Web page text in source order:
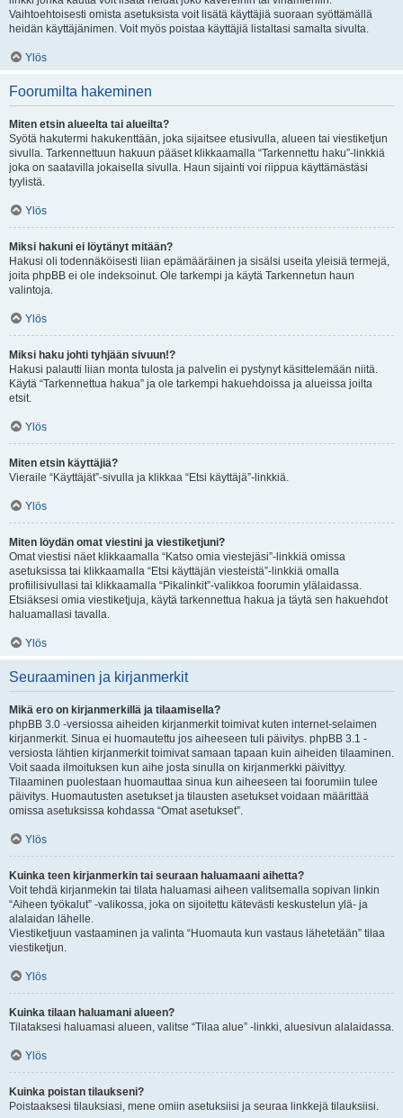
Vaihtoehtoisesti omista asetuksista voit lisätä käyttäjiä suoraan syöttämällä
heidän käyttäjänimen. Voit myös poistaa käyttäjiä listaltasi samalta sivulta.
Ylös
Foorumilta hakeminen
Miten etsin alueelta tai alueilta?
Syötä hakutermi hakukenttään, joka sijaitsee etusivulla, alueen tai viestiketjun
sivulla. Tarkennettuun hakuun pääset klikkaamalla “Tarkennettu haku”-linkkiä
joka on saatavilla jokaisella sivulla. Haun sijainti voi riippua käyttämästäsi
tyylistä.
Ylös
Miksi hakuni ei löytänyt mitään?
Hakusi oli todennäköisesti liian epämääräinen ja sisälsi useita yleisiä termejä,
joita phpBB ei ole indeksoinut. Ole tarkempi ja käytä Tarkennetun haun
valintoja.
Ylös
Miksi haku johti tyhjään sivuun!?
Hakusi palautti liian monta tulosta ja palvelin ei pystynyt käsittelemään niitä.
Käytä “Tarkennettua hakua” ja ole tarkempi hakuehdoissa ja alueissa joilta
etsit.
Ylös
Miten etsin käyttäjiä?
Vieraile “Käyttäjät”-sivulla ja klikkaa “Etsi käyttäjä”-linkkiä.
Ylös
Miten löydän omat viestini ja viestiketjuni?
Omat viestisi näet klikkaamalla “Katso omia viestejäsi”-linkkiä omissa
asetuksissa tai klikkaamalla “Etsi käyttäjän viesteistä”-linkkiä omalla
profiilisivullasi tai klikkaamalla “Pikalinkit”-valikkoa foorumin ylälaidassa.
Etsiäksesi omia viestiketjuja, käytä tarkennettua hakua ja täytä sen hakuehdot
haluamallasi tavalla.
Ylös
Seuraaminen ja kirjanmerkit
Mikä ero on kirjanmerkillä ja tilaamisella?
phpBB 3.0 -versiossa aiheiden kirjanmerkit toimivat kuten internet-selaimen
kirjanmerkit. Sinua ei huomautettu jos aiheeseen tuli päivitys. phpBB 3.1 -
versiosta lähtien kirjanmerkit toimivat samaan tapaan kuin aiheiden tilaaminen.
Voit saada ilmoituksen kun aihe josta sinulla on kirjanmerkki päivittyy.
Tilaaminen puolestaan huomauttaa sinua kun aiheeseen tai foorumiin tulee
päivitys. Huomautusten asetukset ja tilausten asetukset voidaan määrittää
omissa asetuksissa kohdassa “Omat asetukset”.
Ylös
Kuinka teen kirjanmerkin tai seuraan haluamaani aihetta?
Voit tehdä kirjanmekin tai tilata haluamasi aiheen valitsemalla sopivan linkin
“Aiheen työkalut” -valikossa, joka on sijoitettu kätevästi keskustelun ylä- ja
alalaidan lähelle.
Viestiketjuun vastaaminen ja valinta “Huomauta kun vastaus lähetetään” tilaa
viestiketjun.
Ylös
Kuinka tilaan haluamani alueen?
Tilataksesi haluamasi alueen, valitse “Tilaa alue” -linkki, aluesivun alalaidassa.
Ylös
Kuinka poistan tilaukseni?
Poistaaksesi tilauksiasi, mene omiin asetuksiisi ja seuraa linkkejä tilauksiisi.